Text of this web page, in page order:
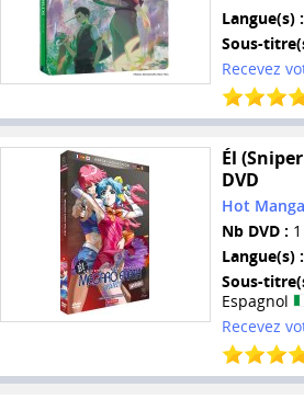
Langue(s) :
Sous-
Recevez
Él
DVD
Hot Manga
Nb DVD :
Langue(s) :
Sous-
Espagnol
Recevez